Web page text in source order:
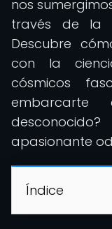
nos
través de la
Descubre
con la
cósmicos
apasionante
Índice